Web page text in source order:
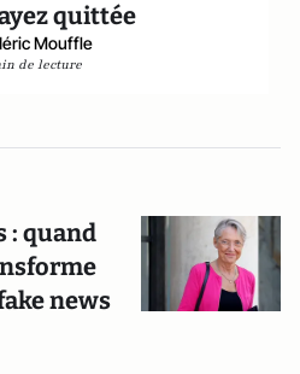
quittée
Mouffle
de lecture
: quand
news